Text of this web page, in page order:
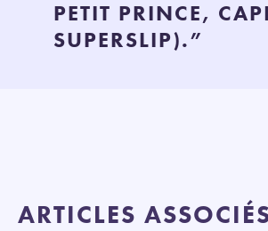
PETIT PRINCE,
SUPERSLIP).”
ARTICLES